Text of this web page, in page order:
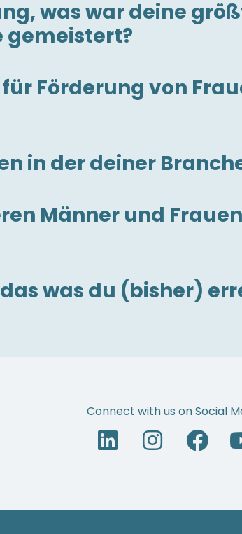
was war deine
gemeistert?
Förderung von
in der deiner
Männer und
was du (bisher)
Connect with us on Social